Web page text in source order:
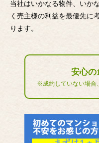
当社はいかなる物件、いか
く売主様の利益を最優先に
ります。
安心の
※成約していない場合